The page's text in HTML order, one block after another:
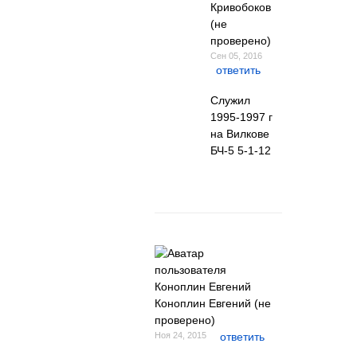
Кривобоков
(не
проверено)
Сен 05, 2016
ответить
Служил
1995-1997 г
на Вилкове
БЧ-5 5-1-12
Коноплин Евгений (не
проверено)
Ноя 24, 2015 ответить